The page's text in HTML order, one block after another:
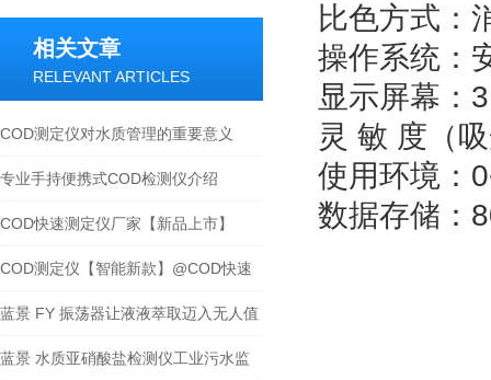
相关文章
RELEVANT ARTICLES
COD测定仪对水质管理的重要意义
专业手持便携式COD检测仪介绍
COD快速测定仪厂家【新品上市】
COD测定仪生产厂家
COD测定仪【智能新款】@COD快速
测定仪
蓝景 FY 振荡器让液液萃取迈入无人值
守时代
蓝景 水质亚硝酸盐检测仪工业污水监
比色方式：
操作系统：
显示屏幕：
灵 敏 度（
使用环境：
数据存储：